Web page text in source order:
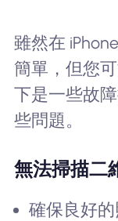
雖然在
簡單，但您
下是一些故
些問題。
無法掃描二
確保良好